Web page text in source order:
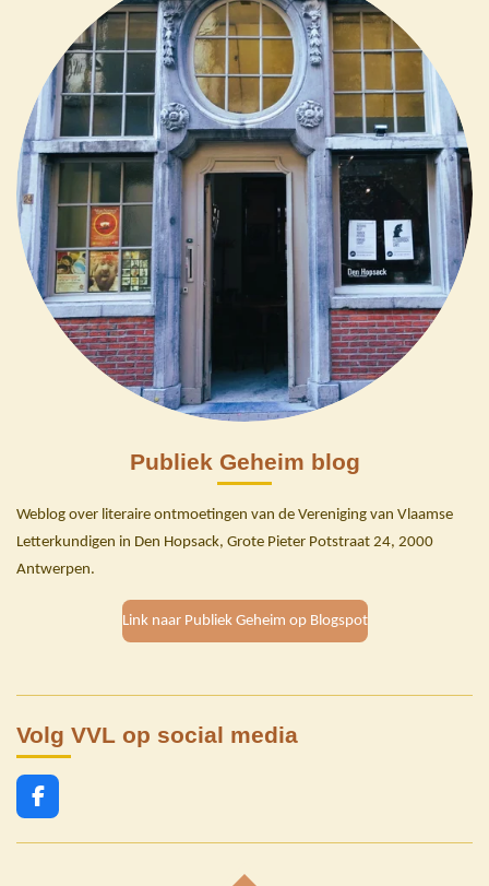
Publiek Geheim blog
Weblog over literaire ontmoetingen van de Vereniging van Vlaamse
Letterkundigen in Den Hopsack, Grote Pieter Potstraat 24, 2000
Antwerpen.
Link naar Publiek Geheim op Blogspot
Volg VVL op social media
F
a
c